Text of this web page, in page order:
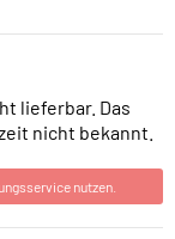
lieferbar. Das
nicht bekannt.
nutzen.